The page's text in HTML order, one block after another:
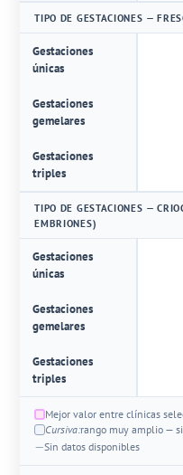
TIPO DE GESTACIONES —
Gestaciones
únicas
Gestaciones
gemelares
Gestaciones
triples
TIPO DE GESTACIONES —
EMBRIONES)
Gestaciones
únicas
Gestaciones
gemelares
Gestaciones
triples
Mejor valor entre clínicas
Cursiva:rango muy amplio —
—Sin datos disponibles